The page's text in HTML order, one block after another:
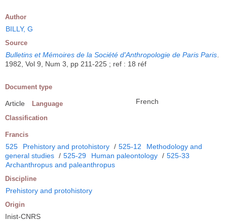
Author
BILLY, G
Source
Bulletins et Mémoires de la Société d'Anthropologie de Paris Paris
1982, Vol 9, Num 3, pp 211-225 ; ref : 18 réf
Document type
Article Language French
Classification
Francis
525 Prehistory and protohistory / 525-12
Methodology and
general studies / 525-29 Human paleontology / 525-33
Archanthropus and paleanthropus
Discipline
Prehistory and protohistory
Origin
Inist-CNRS